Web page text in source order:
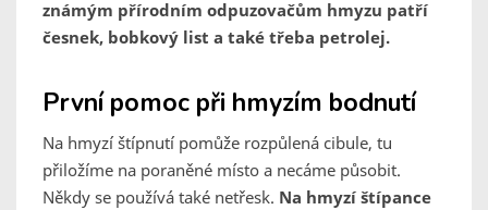
známým přírodním odpuzovačům hmyzu patří
česnek, bobkový list a také třeba petrolej.
První pomoc při hmyzím bodnutí
Na hmyzí štípnutí pomůže rozpůlená cibule, tu
přiložíme na poraněné místo a necáme působit.
Někdy se používá také netřesk. Na hmyzí štípance